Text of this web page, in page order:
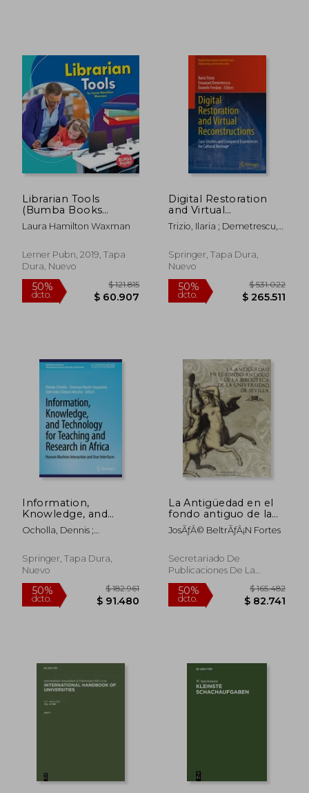
Librarian Tools
(Bumba Books
Community Helpers
Tools of the Trade)
Laura Hamilton Waxman
Lerner Pubn, 2019, Tapa
Dura, Nuevo
Digital Restoration
and Virtual
Reconstructions:
Case Studies and
Experiences for
Cultural Heritage (en
Trizio, Ilaria ; Demetrescu,
Springer, Tapa Dura,
Nuevo
Information,
Knowledge, and
Technology for
Teaching and
Human Machine
Interaction and User
Ocholla, Dennis ;
Bosire ; Adesina, Aderonke
Olaitan
Springer, Tapa Dura,
Nuevo
La Antigüedad en el
fondo antiguo de la
Biblioteca de la
Universidad de Sevilla
JosÃƒÂ© BeltrÃƒÂ¡n Fortes
Secretariado De
Publicaciones De La
Universidad De Sevilla,
Tapa Blanda, Nuevo